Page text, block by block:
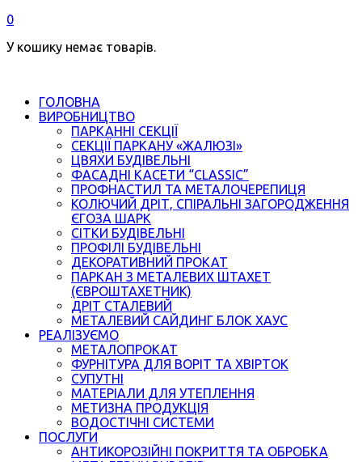
0
У кошику немає товарів.
ГОЛОВНА
ВИРОБНИЦТВО
ПАРКАННІ СЕКЦІЇ
СЕКЦІЇ ПАРКАНУ «ЖАЛЮЗІ»
ЦВЯХИ БУДІВЕЛЬНІ
ФАСАДНІ КАСЕТИ “CLASSIC”
ПРОФНАСТИЛ ТА МЕТАЛОЧЕРЕПИЦЯ
КОЛЮЧИЙ ДРІТ, СПІРАЛЬНІ ЗАГОРОДЖЕННЯ
ЄГОЗА ШАРК
СІТКИ БУДІВЕЛЬНІ
ПРОФІЛІ БУДІВЕЛЬНІ
ДЕКОРАТИВНИЙ ПРОКАТ
ПАРКАН З МЕТАЛЕВИХ ШТАХЕТ
(ЄВРОШТАХЕТНИК)
ДРІТ СТАЛЕВИЙ
МЕТАЛЕВИЙ САЙДИНГ БЛОК ХАУС
РЕАЛІЗУЄМО
МЕТАЛОПРОКАТ
ФУРНІТУРА ДЛЯ ВОРІТ ТА ХВІРТОК
СУПУТНІ
МАТЕРІАЛИ ДЛЯ УТЕПЛЕННЯ
МЕТИЗНА ПРОДУКЦІЯ
ВОДОСТІЧНІ СИСТЕМИ
ПОСЛУГИ
АНТИКОРОЗІЙНІ ПОКРИТТЯ ТА ОБРОБКА